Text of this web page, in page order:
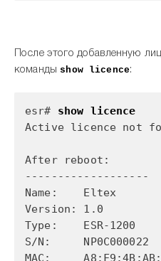
После этого добавленную
команды show licence:
esr# show licence
Active licence not
After reboot:
-------------------
Name: Eltex
Version: 1.0
Type: ESR-1200
S/N: NP0C000022
MAC: